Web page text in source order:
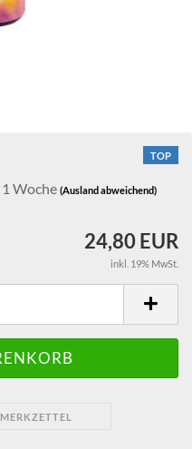
TOP
1 Woche(Ausland abweichend)
24,80 EUR
inkl. 19% MwSt.